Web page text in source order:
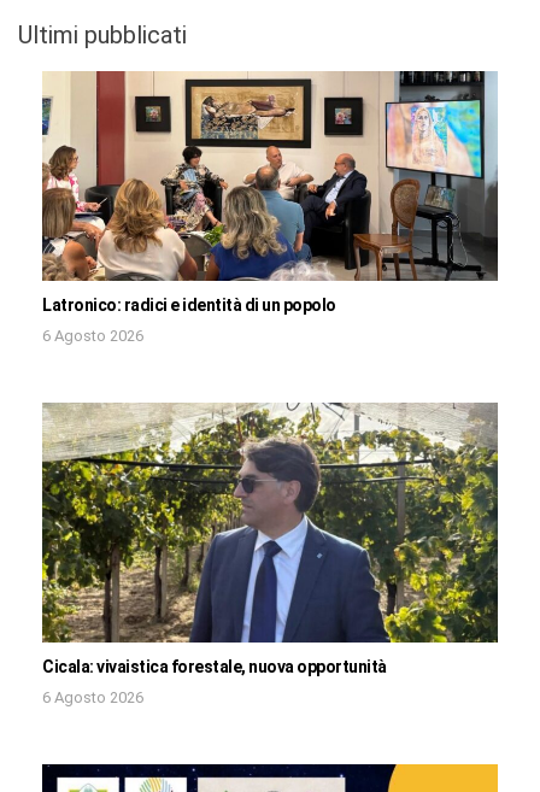
Ultimi pubblicati
Latronico: radici e identità di un popolo
6 Agosto 2026
Cicala: vivaistica forestale, nuova opportunità
6 Agosto 2026